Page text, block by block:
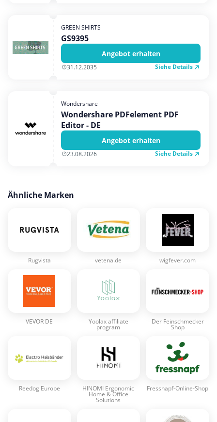
GREEN SHIRTS
GS9395
Angebot erhalten
31.12.2035 Siehe Details
Wondershare
Wondershare PDFelement PDF
Editor - DE
Angebot erhalten
23.08.2026 Siehe Details
Ähnliche Marken
Rugvista vetena.de wigfever.com
VEVOR DE Yoolax affiliate
program
Der Feinschmecker
Shop
Reedog Europe HINOMI Ergonomic
Home & Office
Solutions
Fressnapf-Online-Shop